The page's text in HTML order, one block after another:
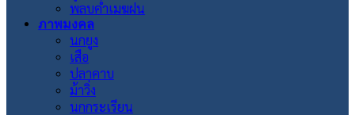
พลบค่ำเมฆฝน
ภาพมงคล
นกยูง
เสือ
ปลาคาบ
ม้าวิ่ง
นกกระเรียน